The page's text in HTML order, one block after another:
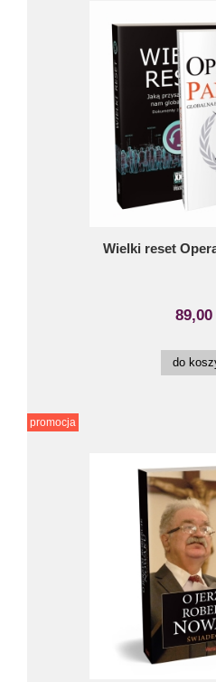
Wielki reset
89,00
do
promocja